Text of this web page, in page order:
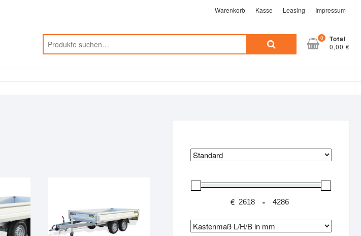
Warenkorb Kasse Leasing Impressum
0 Total
0,00 €
€ -